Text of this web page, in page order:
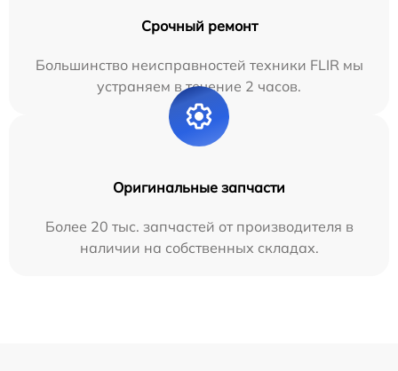
Срочный ремонт
Большинство неисправностей техники FLIR мы
устраняем в течение 2 часов.
Оригинальные запчасти
Более 20 тыс. запчастей от производителя в
наличии на собственных складах.